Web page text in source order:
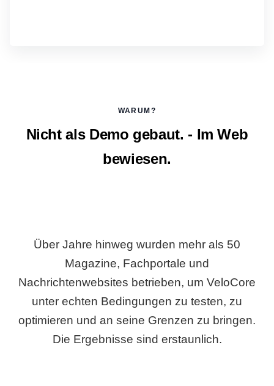
WARUM?
Nicht als Demo gebaut. - Im Web
bewiesen.
Über Jahre hinweg wurden mehr als 50
Magazine, Fachportale und
Nachrichtenwebsites betrieben, um VeloCore
unter echten Bedingungen zu testen, zu
optimieren und an seine Grenzen zu bringen.
Die Ergebnisse sind erstaunlich.